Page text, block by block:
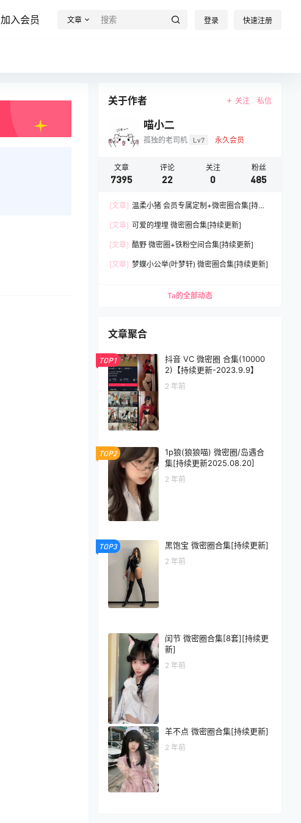
加入会员 文章 登录 快速注册
关于作者 关注 私信
喵小二
孤独的老司机 Lv7 永久会员
文章
7395
评论
22
关注
0
粉丝
485
[文章] 温柔小猪 会员专属定制+微密圈合集[持续
[文章] 可爱的埋埋 微密圈合集[持续更新]
[文章] 酷野 微密圈+铁粉空间合集[持续更新]
[文章] 梦蝶小公举(叶梦轩) 微密圈合集[持续更新]
Ta的全部动态
文章聚合
TOP1
抖音 VC 微密圈 合集(10000
2)【持续更新-2023.9.9】
2 年前
TOP2
1p狼(狼狼喵) 微密圈/岛遇合
集[持续更新2025.08.20]
2 年前
TOP3 黑饱宝 微密圈合集[持续更新]
2 年前
闰节 微密圈合集[8套][持续更
新]
2 年前
羊不点 微密圈合集[持续更新]
2 年前